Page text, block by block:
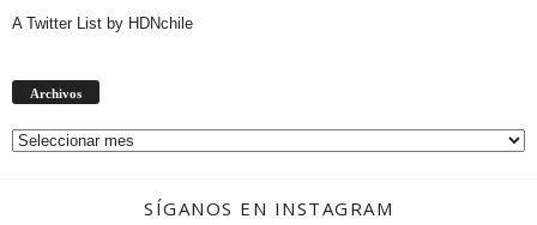
A Twitter List by HDNchile
Archivos
SÍGANOS EN INSTAGRAM